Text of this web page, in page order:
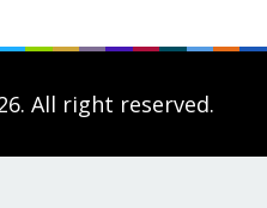
All right reserved.